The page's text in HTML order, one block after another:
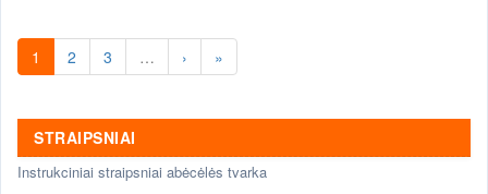
1 2 3 … › »
STRAIPSNIAI
Instrukciniai straipsniai abėcėlės tvarka